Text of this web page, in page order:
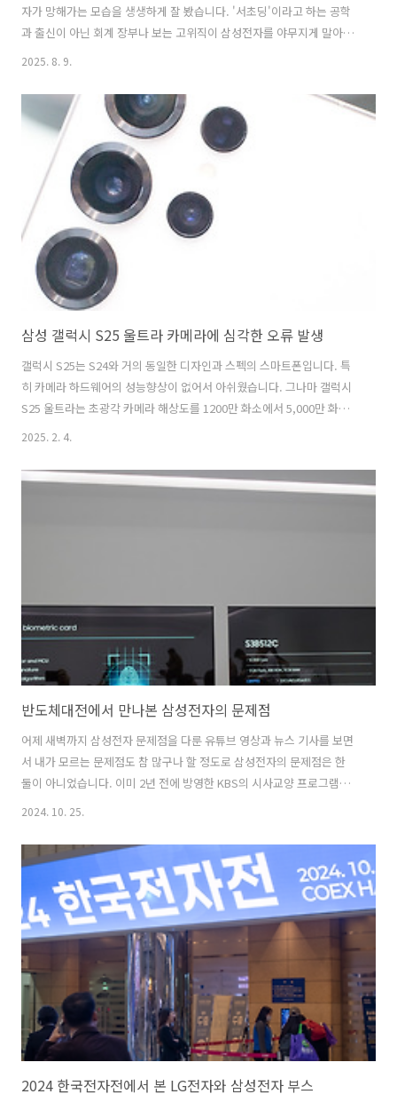
자가 망해가는 모습을 생생하게 잘 봤습니다. '서초딩'이라고 하는 공학
과 출신이 아닌 회계 장부나 보는 고위직이 삼성전자를 야무지게 말아먹
었지만 이재용 회장은 젊은 시절 인연 때문인지 여전히 옆에 두고 있습니
에서 하이닉스에 1위 자리를 내주고 파운드리는 죽을 쓰고 있는 것이겠
죠. 어떻게 만년 2위였던 하이닉스에게 1위 자리를 내주는지요. 이게 다
삼성의 초격차, 일등주의가 사라진 결과가 아닐까 합니다. 솔직히 요즘
삼성전자는 필패의 아이콘, 루저 느낌까지 납니다. 푸른색이 영롱했던 삼
성전자의 전성기는 2015년 전후로 사라졌다는 소리가 들릴 정도입니다.
위기의 삼..
2025. 8. 9.
삼성 갤럭시 S25 울트라 카메라에 심각한 오류 발생
갤럭시 S25는 S24와 거의 동일한 디자인과 스펙의 스마트폰입니다. 특
히 카메라 하드웨어의 성능향상이 없어서 아쉬웠습니다. 그나마 갤럭시
S25 울트라는 초광각 카메라 해상도를 1200만 화소에서 5,000만 화소
로 증가했고 이로 인해 매크로 사진 기능이 좋아진 것 말고는 딱히 없네
동영상 색감을 변경할 수 있게 되었습니다. 그런데 해외에서 들려온 뉴스
를 보니 심각한 오류가 발생 중이네요. 갤럭시 S25 울트라 카메라의 야
2025. 2. 4.
반도체대전에서 만나본 삼성전자의 문제점
어제 새벽까지 삼성전자 문제점을 다룬 유튜브 영상과 뉴스 기사를 보면
서 내가 모르는 문제점도 참 많구나 할 정도로 삼성전자의 문제점은 한
둘이 아니었습니다. 이미 2년 전에 방영한 KBS의 시사교양 프로그램에
서 전직 삼성전자와 TSMC에서 모두 근무한 분의 인터뷰를 보면서 역시
기 시작해서 10월 말까지 팔고 있는 외국인들 정확하게 2024년 9월 3일
부터 외국인들이 국민주라고 하는 삼성전자 주식을 팔기 시작했습니다.
삼성전자의 문제점을 인지하기 시작한 것이죠. 그 이전부터 팔긴 했습니
다. 8월 말도 거의 다 파란색이죠. 그리고 10월달에는 24일 어제까지 꾸
준히 팔아서 주가는 9월 2일 74,400원 하던 것이 10월 24일에는 5..
2024. 10. 25.
2024 한국전자전에서 본 LG전자와 삼성전자 부스